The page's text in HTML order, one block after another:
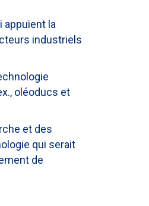
appuient la
industriels
oléoducs et
et des
qui serait
de